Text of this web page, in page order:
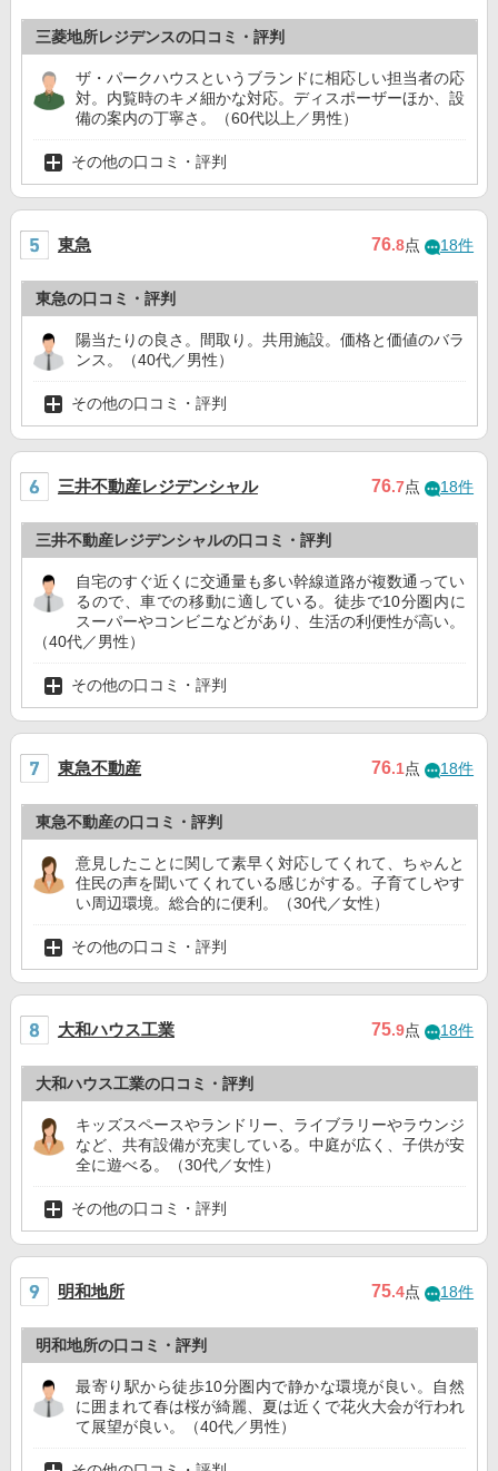
三菱地所レジデンスの口コミ・評判
ザ・パークハウスというブランドに相応しい担当者の応
対。内覧時のキメ細かな対応。ディスポーザーほか、設
備の案内の丁寧さ。（60代以上／男性）
その他の口コミ・評判
東急 76.8点 18件
東急の口コミ・評判
陽当たりの良さ。間取り。共用施設。価格と価値のバラ
ンス。（40代／男性）
その他の口コミ・評判
三井不動産レジデンシャル 76.7点 18件
三井不動産レジデンシャルの口コミ・評判
自宅のすぐ近くに交通量も多い幹線道路が複数通ってい
るので、車での移動に適している。徒歩で10分圏内に
スーパーやコンビニなどがあり、生活の利便性が高い。
（40代／男性）
その他の口コミ・評判
東急不動産 76.1点 18件
東急不動産の口コミ・評判
意見したことに関して素早く対応してくれて、ちゃんと
住民の声を聞いてくれている感じがする。子育てしやす
い周辺環境。総合的に便利。（30代／女性）
その他の口コミ・評判
大和ハウス工業 75.9点 18件
大和ハウス工業の口コミ・評判
キッズスペースやランドリー、ライブラリーやラウンジ
など、共有設備が充実している。中庭が広く、子供が安
全に遊べる。（30代／女性）
その他の口コミ・評判
明和地所 75.4点 18件
明和地所の口コミ・評判
最寄り駅から徒歩10分圏内で静かな環境が良い。自然
に囲まれて春は桜が綺麗、夏は近くで花火大会が行われ
て展望が良い。（40代／男性）